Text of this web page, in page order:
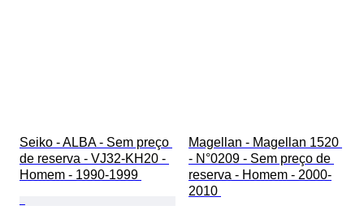
Seiko - ALBA - Sem preço
de reserva - VJ32-KH20 -
Homem - 1990-1999
Magellan - Magellan 1520
- N°0209 - Sem preço de
reserva - Homem - 2000-
2010